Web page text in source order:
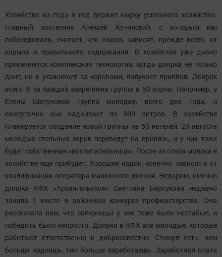
Хозяйство из года в год держит марку успешного хозяйства.
Главный зоотехник Алексей Кучинский, с которым мы
побеседовали, считает, что надои, зависят, прежде всего, от
кормов и правильного содержания. В хозяйстве уже давно
применяется комплексная технология, когда доярка не только
доит, но и ухаживает за коровами, получает приплод. Доярок
всего 9, за каждой закреплена группа в 50 коров. Например, у
Елены Шатуновой группа молодая, всего два года, и
ежесуточно она надаивает по 900 литров. В хозяйстве
планируется создание новой группы из 50 нетелей, 20 августа
молодых стельных коров переведут на привязь, и у них тоже
будет собственная «воспитательница». После их отела молока в
хозяйстве еще прибудет. Хорошие надои, конечно, зависят и от
квалификации оператора машинного доения. Недаром, именно
доярка КФХ «Архангельское» Светлана Барсукова недавно
заняла 1 место в районном конкурсе профмастерства. Она
рассказала нам, что соперницы у нее тоже были неслабые, и
победить было непросто. Доярки в КФХ все молодые, которые
работают ответственно и добросовестно. Стимул есть: чем
больше надоишь, тем больше заработаешь. Заработная плата